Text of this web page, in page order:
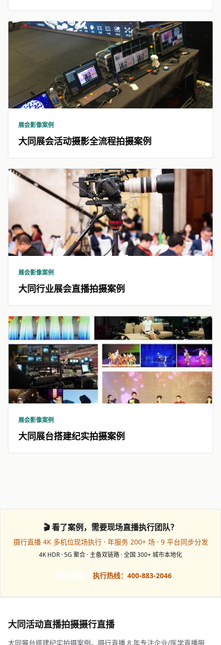
展会影像案例
大同展会活动摄影全流程拍摄案例
展会影像案例
大同行业展会直播拍摄案例
展会影像案例
大同展台搭建纪实拍摄案例
🎬 看了案例，需要现场直播执行团队？
摄行直播 4K 多机位现场执行 · 年服务 200+ 场 · 9 平台同步分发
4K HDR · 5G 聚合 · 主备双链路 · 全国 300+ 城市本地化
执行热线：400-883-2046
大同活动直播拍摄摄行直播
大同展台搭建纪实拍摄案例。摄行直播 8 年专注企业/医学直播服